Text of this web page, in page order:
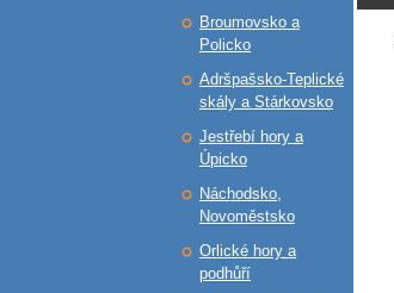
Broumovsko a
Policko
Adršpašsko-Teplické
skály a Stárkovsko
Jestřebí hory a
Úpicko
Náchodsko,
Novoměstsko
Orlické hory a
podhůří